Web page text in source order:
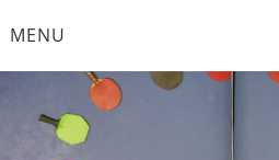
toMENU